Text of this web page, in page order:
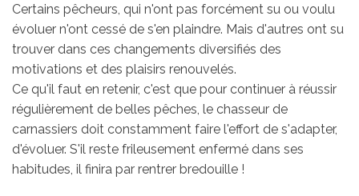
Certains pêcheurs, qui n'ont pas forcément su ou voulu
évoluer n'ont cessé de s'en plaindre. Mais d'autres ont su
trouver dans ces changements diversifiés des
motivations et des plaisirs renouvelés.
Ce qu'il faut en retenir, c'est que pour continuer à réussir
régulièrement de belles pêches, le chasseur de
carnassiers doit constamment faire l'effort de s'adapter,
d'évoluer. S'il reste frileusement enfermé dans ses
habitudes, il finira par rentrer bredouille !